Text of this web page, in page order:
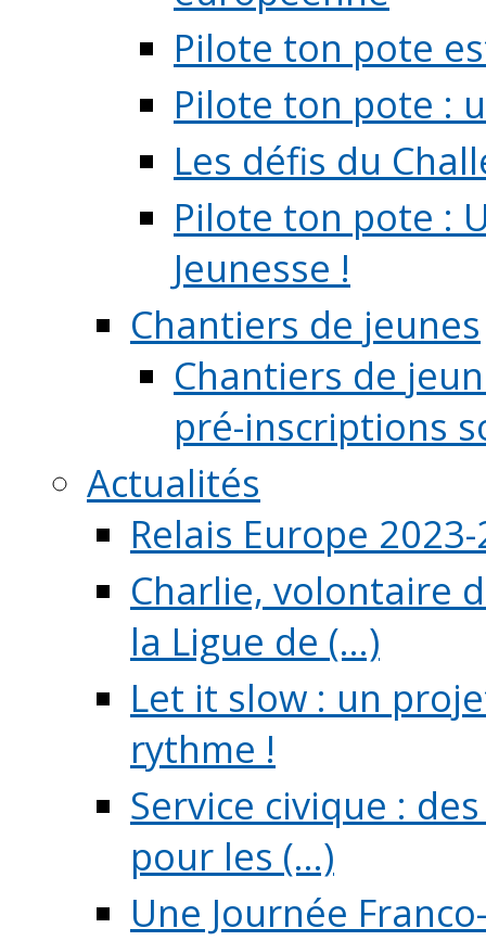
Pilote ton pote
Pilote ton pote :
Les défis du
Pilote ton pote :
Jeunesse !
Chantiers de jeunes
Chantiers de
pré-inscriptions
Actualités
Relais Europe
Charlie, volontaire
la Ligue de (...)
Let it slow : un
rythme !
Service civique :
pour les (...)
Une Journée